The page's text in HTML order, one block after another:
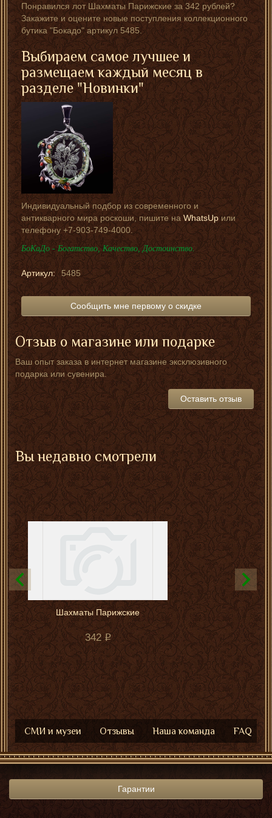
Понравился лот Шахматы Парижские за 342 рублей?
Закажите и оцените новые поступления коллекционного
бутика "Бокадо" артикул 5485.
Выбираем самое лучшее и
размещаем каждый месяц в
разделе "Новинки"
Индивидуальный подбор из современного и
антикварного мира роскоши, пишите наWhatsUpили
телефону +7-903-749-4000.
БоКаДо - Богатство, Качество, Достоинство.
Артикул: 5485
Сообщить мне первому о скидке
Отзыв о магазине или подарке
Ваш опыт заказа в интернет магазине эксклюзивного
подарка или сувенира.
Оставить отзыв
Вы недавно смотрели
Шахматы Парижские
342
СМИ и музеи Отзывы Наша команда FAQ
Гарантии